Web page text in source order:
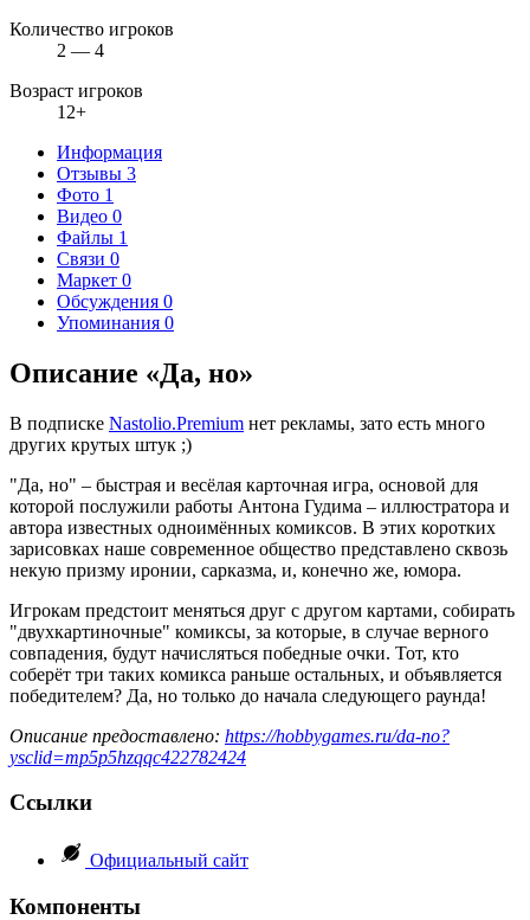
Количество игроков
2 — 4
Возраст игроков
12+
Информация
Отзывы 3
Фото 1
Видео 0
Файлы 1
Связи 0
Маркет 0
Обсуждения 0
Упоминания 0
Описание «Да, но»
В подписке Nastolio.Premium нет рекламы, зато есть много
других крутых штук ;)
"Да, но" – быстрая и весёлая карточная игра, основой для
которой послужили работы Антона Гудима – иллюстратора и
автора известных одноимённых комиксов. В этих коротких
зарисовках наше современное общество представлено сквозь
некую призму иронии, сарказма, и, конечно же, юмора.
Игрокам предстоит меняться друг с другом картами, собирать
"двухкартиночные" комиксы, за которые, в случае верного
совпадения, будут начисляться победные очки. Тот, кто
соберёт три таких комикса раньше остальных, и объявляется
победителем? Да, но только до начала следующего раунда!
Описание предоставлено: https://hobbygames.ru/da-no?
ysclid=mp5p5hzqqc422782424
Ссылки
Официальный сайт
Компоненты